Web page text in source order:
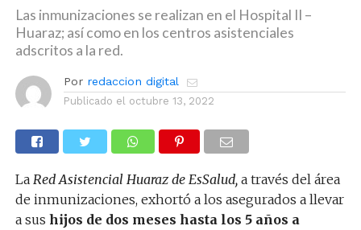
Las inmunizaciones se realizan en el Hospital II –
Huaraz; así como en los centros asistenciales
adscritos a la red.
Por redaccion digital
Publicado el octubre 13, 2022
La Red Asistencial Huaraz de EsSalud, a través del área
de inmunizaciones, exhortó a los asegurados a llevar
a sus hijos de dos meses hasta los 5 años a